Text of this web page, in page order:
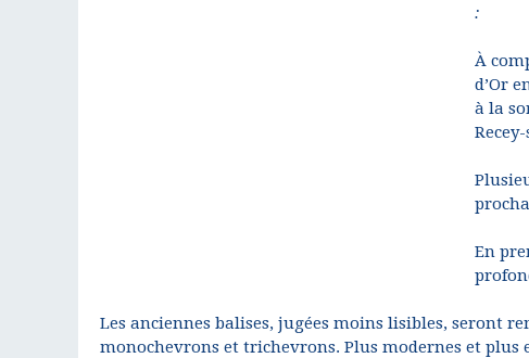
:
À
d’Or
à la
En
Les anciennes balises, jugées moins lisibles, seront
monochevrons et trichevrons. Plus modernes et